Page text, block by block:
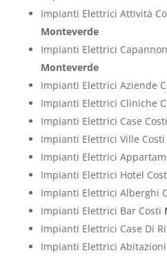
Impianti Elettrici Attività
Monteverde
Impianti Elettrici
Monteverde
Impianti Elettrici Aziende
Impianti Elettrici Cliniche
Impianti Elettrici Case Costi
Impianti Elettrici Ville Costi
Impianti Elettrici
Impianti Elettrici Hotel
Impianti Elettrici Alberghi
Impianti Elettrici Bar Costi
Impianti Elettrici Case Di
Impianti Elettrici Abitazioni